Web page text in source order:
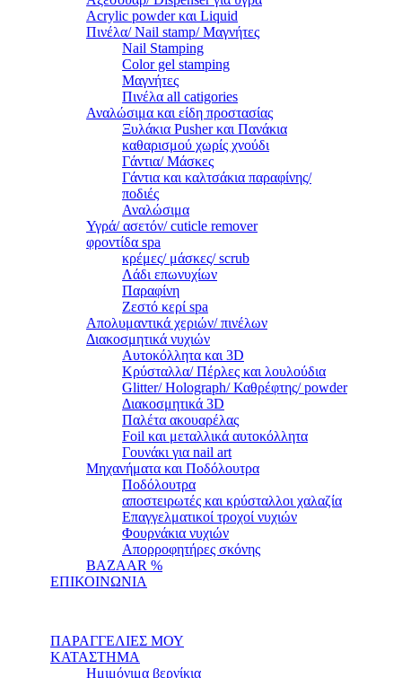
Acrylic powder και Liquid
Πινέλα/ Nail stamp/ Μαγνήτες
Nail Stamping
Color gel stamping
Μαγνήτες
Πινέλα all catigories
Αναλώσιμα και είδη προστασίας
Ξυλάκια Pusher και Πανάκια
καθαρισμού χωρίς χνούδι
Γάντια/ Μάσκες
Γάντια και καλτσάκια παραφίνης/
ποδιές
Αναλώσιμα
Υγρά/ ασετόν/ cuticle remover
φροντίδα spa
κρέμες/ μάσκες/ scrub
Λάδι επωνυχίων
Παραφίνη
Ζεστό κερί spa
Απολυμαντικά χεριών/ πινέλων
Διακοσμητικά νυχιών
Αυτοκόλλητα και 3D
Κρύσταλλα/ Πέρλες και λουλούδια
Glitter/ Holograph/ Καθρέφτης/ powder
Διακοσμητικά 3D
Παλέτα ακουαρέλας
Foil και μεταλλικά αυτοκόλλητα
Γουνάκι για nail art
Μηχανήματα και Ποδόλουτρα
Ποδόλουτρα
αποστειρωτές και κρύσταλλοι χαλαζία
Επαγγελματικοί τροχοί νυχιών
Φουρνάκια νυχιών
Απορροφητήρες σκόνης
BAZAAR %
ΕΠΙΚΟΙΝΩΝΙΑ
ΠΑΡΑΓΓΕΛΙΕΣ ΜΟΥ
ΚΑΤΑΣΤΗΜΑ
Ημιμόνιμα βερνίκια